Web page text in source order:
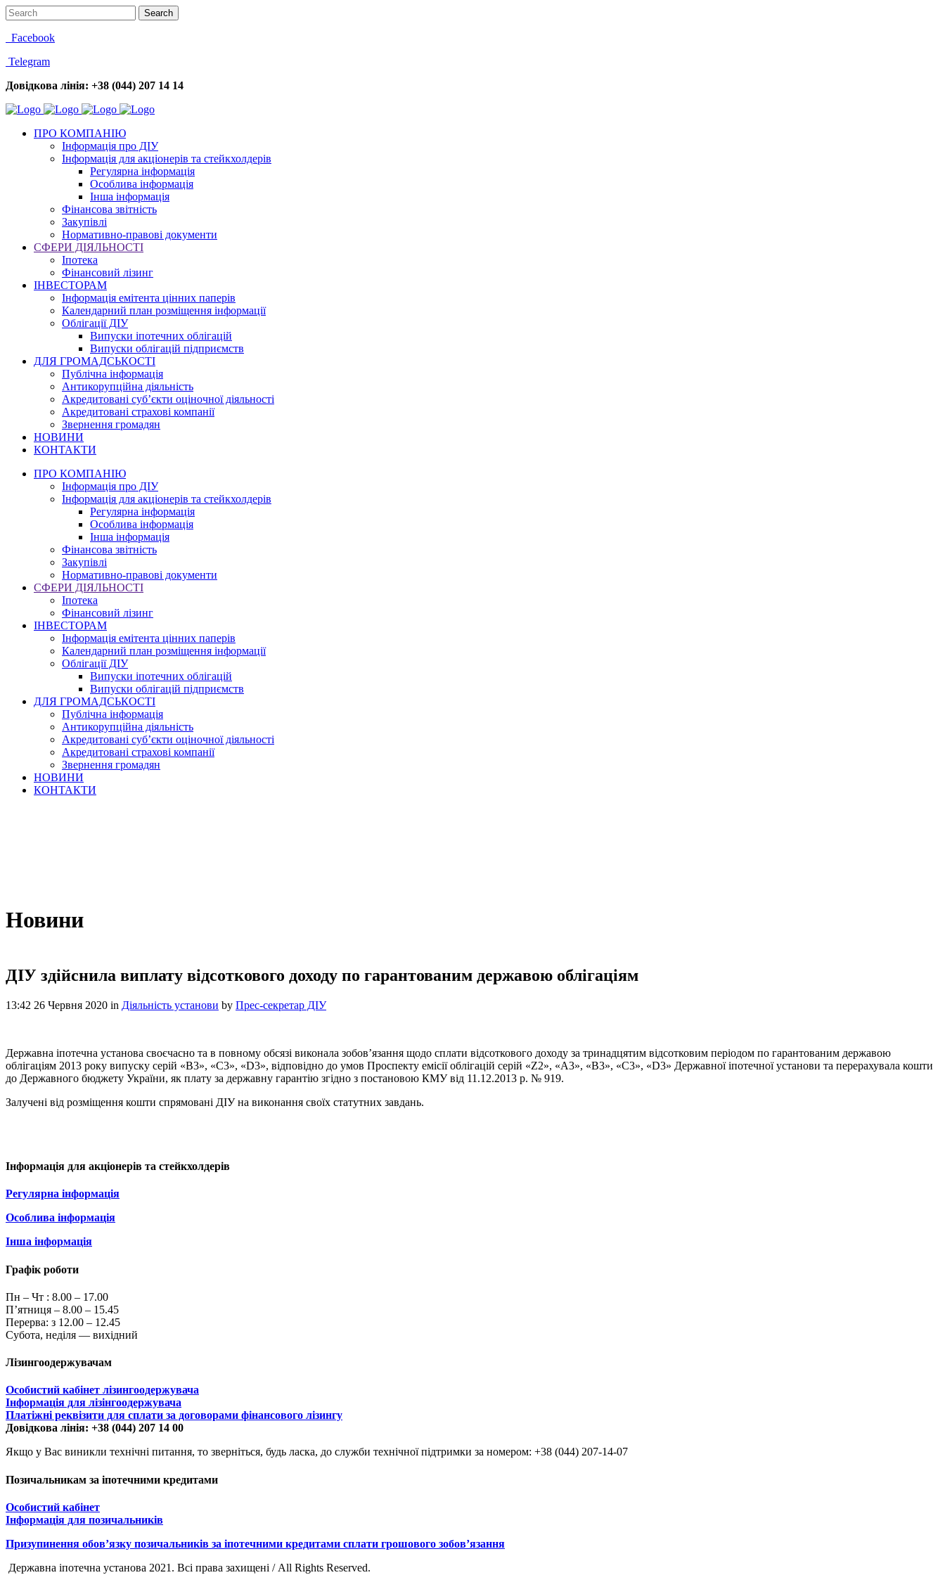
Facebook
Telegram
Довідкова лінія: +38 (044) 207 14 14
ПРО КОМПАНІЮ
Інформація про ДІУ
Інформація для акціонерів та стейкхолдерів
Регулярна інформація
Особлива інформація
Інша інформація
Фінансова звітність
Закупівлі
Нормативно-правові документи
СФЕРИ ДІЯЛЬНОСТІ
Іпотека
Фінансовий лізинг
ІНВЕСТОРАМ
Інформація емітента цінних паперів
Календарний план розміщення інформації
Облігації ДІУ
Випуски іпотечних облігацій
Випуски облігацій підприємств
ДЛЯ ГРОМАДСЬКОСТІ
Публічна інформація
Антикорупційна діяльність
Акредитовані суб’єкти оціночної діяльності
Акредитовані страхові компанії
Звернення громадян
НОВИНИ
КОНТАКТИ
ПРО КОМПАНІЮ
Інформація про ДІУ
Інформація для акціонерів та стейкхолдерів
Регулярна інформація
Особлива інформація
Інша інформація
Фінансова звітність
Закупівлі
Нормативно-правові документи
СФЕРИ ДІЯЛЬНОСТІ
Іпотека
Фінансовий лізинг
ІНВЕСТОРАМ
Інформація емітента цінних паперів
Календарний план розміщення інформації
Облігації ДІУ
Випуски іпотечних облігацій
Випуски облігацій підприємств
ДЛЯ ГРОМАДСЬКОСТІ
Публічна інформація
Антикорупційна діяльність
Акредитовані суб’єкти оціночної діяльності
Акредитовані страхові компанії
Звернення громадян
НОВИНИ
КОНТАКТИ
Новини
ДІУ здійснила виплату відсоткового доходу по гарантованим державою облігаціям
13:42 26 Червня 2020 in Діяльність установи by Прес-секретар ДІУ
Державна іпотечна установа своєчасно та в повному обсязі виконала зобов’язання щодо сплати відсоткового доходу за тринадцятим відсотковим періодом по гарантованим державою
облігаціям 2013 року випуску серій «В3», «С3», «D3», відповідно до умов Проспекту емісії облігацій серій «Z2», «А3», «В3», «С3», «D3» Державної іпотечної установи та перерахувала кошти
до Державного бюджету України, як плату за державну гарантію згідно з постановою КМУ від 11.12.2013 р. № 919.
Залучені від розміщення кошти спрямовані ДІУ на виконання своїх статутних завдань.
Інформація для акціонерів та стейкхолдерів
Регулярна інформація
Особлива інформація
Інша інформація
Графік роботи
Пн – Чт : 8.00 – 17.00
П’ятниця – 8.00 – 15.45
Перерва: з 12.00 – 12.45
Субота, неділя — вихідний
Лізингоодержувачам
Особистий кабінет лізингоодержувача
Інформація для лізінгоодержувача
Платіжні реквізити для сплати за договорами фінансового лізингу
Довідкова лінія: +38 (044) 207 14 00
Якщо у Вас виникли технічні питання, то зверніться, будь ласка, до служби технічної підтримки за номером: +38 (044) 207-14-07
Позичальникам за іпотечними кредитами
Особистий кабінет
Інформація для позичальників
Призупинення обов’язку позичальників за іпотечними кредитами сплати грошового зобов’язання
Державна іпотечна установа 2021. Всі права захищені / All Rights Reserved.